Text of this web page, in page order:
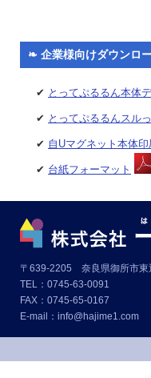
❧ 企業様向けダウンロ
✔ とってぷるるん本体
✔ とってぷるるんスル
✔ 自Uマグネット本体
✔ 台紙フォーマット
〒639-2205 奈良県御所市東
TEL：0745-63-0091
FAX：0745-65-0167
E-mail：info@hajime1.com